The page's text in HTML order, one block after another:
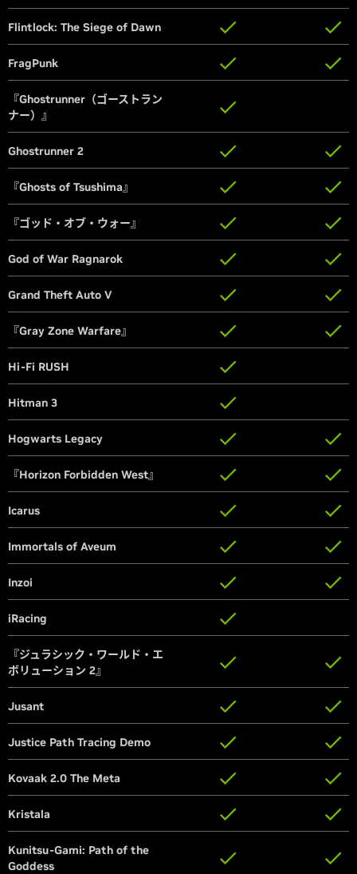
Flintlock: The Siege of Dawn
FragPunk
『Ghostrunner（ゴーストラン
ナー）』
Ghostrunner 2
『Ghosts of Tsushima』
『ゴッド・オブ・ウォー』
God of War Ragnarok
Grand Theft Auto V
『Gray Zone Warfare』
Hi-Fi RUSH
Hitman 3
Hogwarts Legacy
『Horizon Forbidden West』
Icarus
Immortals of Aveum
Inzoi
iRacing
『ジュラシック・ワールド・エ
ボリューション 2』
Jusant
Justice Path Tracing Demo
Kovaak 2.0 The Meta
Kristala
Kunitsu-Gami: Path of the
Goddess
Flintlock: The Siege of Dawn
FragPunk
『Ghostrunner（ゴーストラン
ナー）』
Ghostrunner 2
『Ghosts of Tsushima』
『ゴッド・オブ・ウォー』
God of War Ragnarok
Grand Theft Auto V
『Gray Zone Warfare』
Hi-Fi RUSH
Hitman 3
Hogwarts Legacy
『Horizon Forbidden West』
Icarus
Immortals of Aveum
Inzoi
iRacing
『ジュラシック・ワールド・エ
ボリューション 2』
Jusant
Justice Path Tracing Demo
Kovaak 2.0 The Meta
Kristala
Kunitsu-Gami: Path of the
Goddess